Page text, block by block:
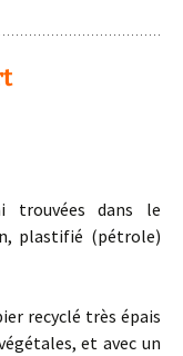
trouvées dans le
plastifié (pétrole)
recyclé très épais
et avec un